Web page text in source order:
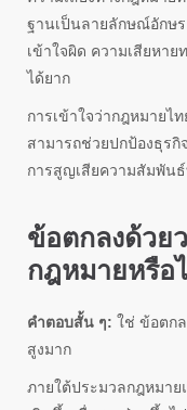
ฐานเป็นลายลักษณ์อักษ
เข้าใจผิด ความเสียหา
ได้ยาก
การเข้าใจว่ากฎหมายไ
สามารถช่วยปกป้องธุร
การสูญเสียความสัมพันธ์
ข้อตกลงด้วย
กฎหมายหรือ
คำตอบสั้น ๆ: ใช่ ข้อตก
สูงมาก
ภายใต้ประมวลกฎหมา